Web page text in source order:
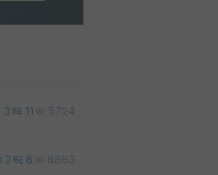
3 11 5724
2 6 8863